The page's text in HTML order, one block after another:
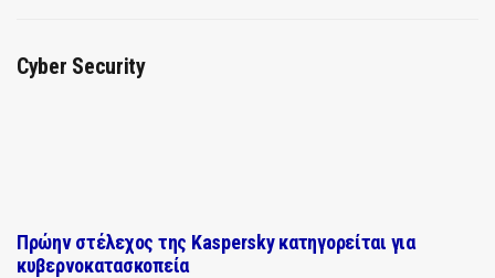
Cyber Security
Πρώην στέλεχος της Kaspersky κατηγορείται για
κυβερνοκατασκοπεία